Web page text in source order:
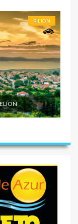
PILION